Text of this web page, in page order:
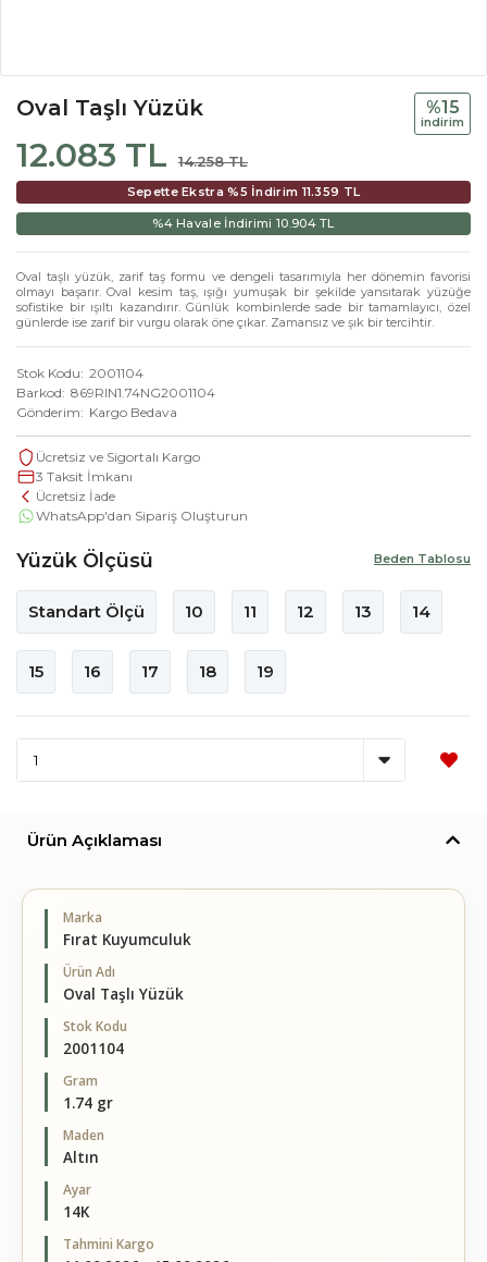
Oval Taşlı Yüzük
12.083 TL 14.258 TL
%15
i̇ndi̇ri̇m
Sepette Ekstra %5 İndirim 11.359 TL
%4 Havale İndirimi 10.904 TL
Oval taşlı yüzük, zarif taş formu ve dengeli tasarımıyla her dönemin favorisi
olmayı başarır. Oval kesim taş, ışığı yumuşak bir şekilde yansıtarak yüzüğe
sofistike bir ışıltı kazandırır. Günlük kombinlerde sade bir tamamlayıcı, özel
günlerde ise zarif bir vurgu olarak öne çıkar. Zamansız ve şık bir tercihtir.
Stok Kodu 2001104
Barkod 869RIN1.74NG2001104
Gönderim
Kargo Bedava
Ücretsiz ve Sigortalı Kargo
3 Taksit İmkanı
Ücretsiz İade
WhatsApp'dan Sipariş Oluşturun
Beden Tablosu
Yüzük Ölçüsü
Standart Ölçü 10 11 12 13 14
15 16 17 18 19
Ürün Açıklaması
Marka
Fırat Kuyumculuk
Ürün Adı
Oval Taşlı Yüzük
Stok Kodu
2001104
Gram
1.74 gr
Maden
Altın
Ayar
14K
Tahmini Kargo